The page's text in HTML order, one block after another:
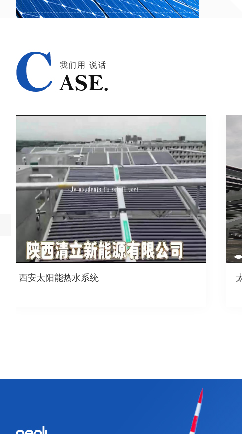
我们用 说话
太阳能热水工程